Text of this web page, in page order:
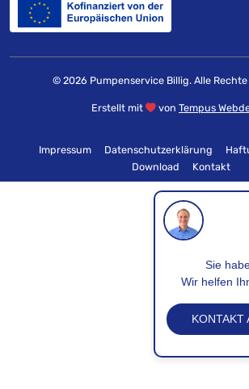
Sie
Wir helfen
KONTAKT
© 2026 Pumpenservice Billig. Alle
Erstellt mit von Tempus
Impressum Datenschutzerklärung
Download
Kontakt